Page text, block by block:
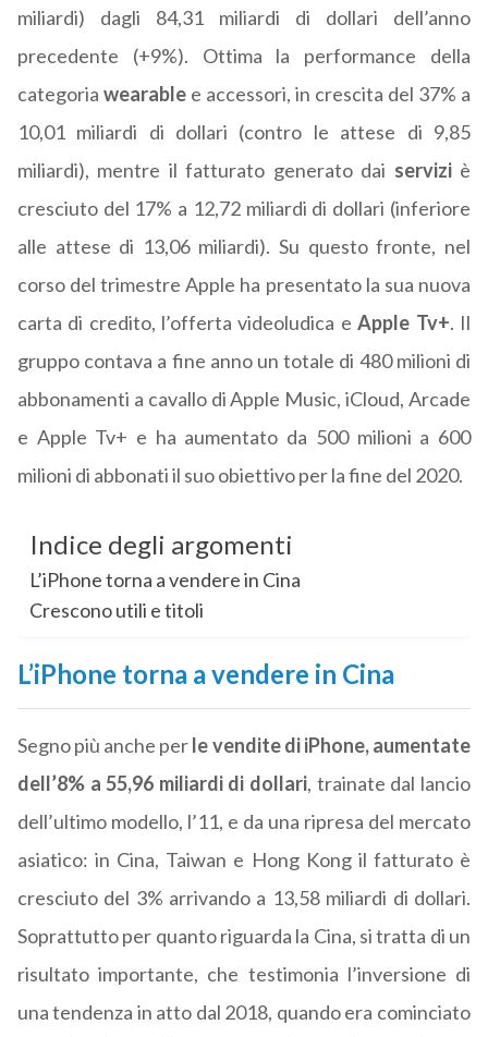
miliardi) dagli 84,31 miliardi di dollari dell’anno
precedente (+9%). Ottima la performance della
categoria wearablee accessori, in crescita del 37% a
10,01 miliardi di dollari (contro le attese di 9,85
miliardi), mentre il fatturato generato dai serviziè
cresciuto del 17% a 12,72 miliardi di dollari (inferiore
alle attese di 13,06 miliardi). Su questo fronte, nel
corso del trimestre Apple ha presentato la sua nuova
carta di credito, l’offerta videoludica eApple Tv+. Il
gruppo contava a fine anno un totale di 480 milioni di
abbonamenti a cavallo di Apple Music, iCloud, Arcade
e Apple Tv+ e ha aumentato da 500 milioni a 600
milioni di abbonati il suo obiettivo per la fine del 2020.
Indice degli argomenti
L’iPhone torna a vendere in Cina
Crescono utili e titoli
L’iPhone torna a vendere in Cina
Segno più anche perle vendite di iPhone, aumentate
dell’8% a 55,96 miliardi di dollari, trainate dal lancio
dell’ultimo modello, l’11, e da una ripresa del mercato
asiatico: in Cina, Taiwan e Hong Kong il fatturato è
cresciuto del 3% arrivando a 13,58 miliardi di dollari.
Soprattutto per quanto riguarda la Cina, si tratta di un
risultato importante, che testimonia l’inversione di
una tendenza in atto dal 2018, quando era cominciato